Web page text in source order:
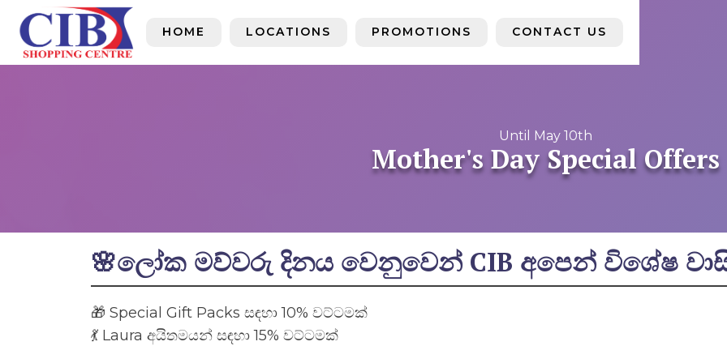
HOME LOCATIONS PROMOTIONS CONTACT US
Until May 10th
Mother's Day Special Offers
🌸ලෝක මව්වරු දිනය වෙනුවෙන් CIB අපෙන් විශේෂ
🎁 Special Gift Packs සඳහා 10% වට්ටමක්
💃 Laura අයිතමයන් සඳහා 15% වට්ටමක්